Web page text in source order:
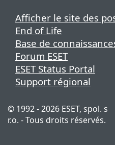
Afficher le site des
End of Life
Base de
Forum ESET
ESET Status Portal
Support régional
© 1992 - 2026 ESET, spol. s
r.o. - Tous droits réservés.